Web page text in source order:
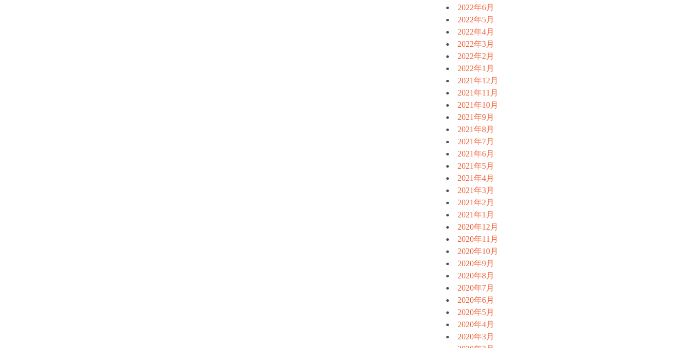
2022年6月
2022年5月
2022年4月
2022年3月
2022年2月
2022年1月
2021年12月
2021年11月
2021年10月
2021年9月
2021年8月
2021年7月
2021年6月
2021年5月
2021年4月
2021年3月
2021年2月
2021年1月
2020年12月
2020年11月
2020年10月
2020年9月
2020年8月
2020年7月
2020年6月
2020年5月
2020年4月
2020年3月